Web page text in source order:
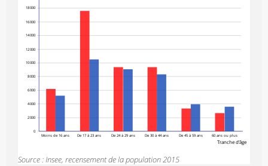
0
2 000
4 000
6 000
8 000
10 000
12 000
14 000
16 000
18 000
Tranche d’âge
Moins de 16 ans De 17 à 23 ans De 24 à 29 ans De 30 à 44 ans De 45 à 59 ans 60 ans ou plus
Source : Insee, recensement de la population 2015